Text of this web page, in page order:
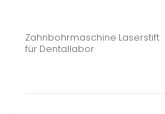
Zahnbohrmaschine Laserstift
für Dentallabor